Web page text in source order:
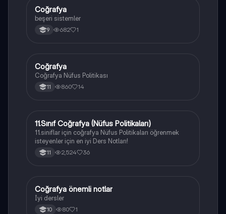
Coğrafya
Coğrafya
beşeri sistemler
9 682 1
Coğrafya
Coğrafya
Coğrafya Nüfus Politikası
11 860 14
Coğrafya
11.Sınıf Coğrafya (Nüfus Politikaları)
11.siniflar için coğrafya Nüfus Politikaları öğrenmek
isteyenler için en iyi Ders Notları!
11 2,524 36
Coğrafya
Coğrafya önemli notlar
İyi dersler
10 80 1